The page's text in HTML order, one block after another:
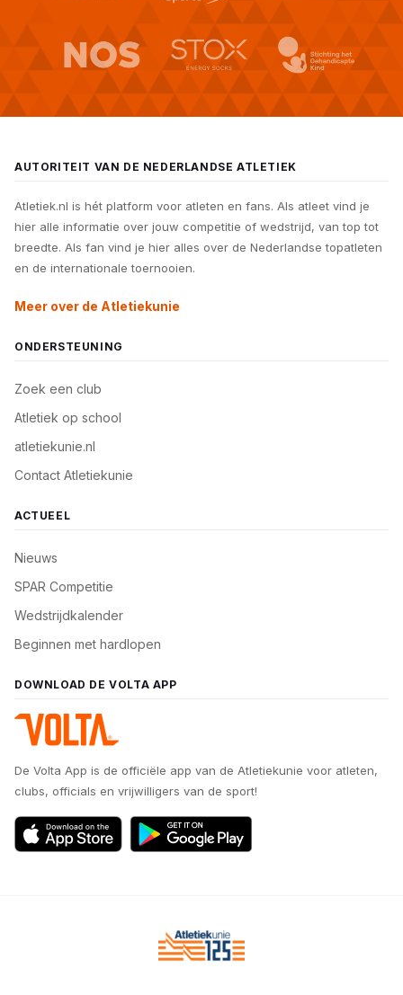
AUTORITEIT VAN DE NEDERLANDSE ATLETIEK
Atletiek.nl is hét platform voor atleten en fans. Als atleet vind je
hier alle informatie over jouw competitie of wedstrijd, van top tot
breedte. Als fan vind je hier alles over de Nederlandse topatleten
en de internationale toernooien.
Meer over de Atletiekunie
ONDERSTEUNING
Zoek een club
Atletiek op school
atletiekunie.nl
Contact Atletiekunie
ACTUEEL
Nieuws
SPAR Competitie
Wedstrijdkalender
Beginnen met hardlopen
DOWNLOAD DE VOLTA APP
De Volta App is de officiële app van de Atletiekunie voor atleten,
clubs, officials en vrijwilligers van de sport!